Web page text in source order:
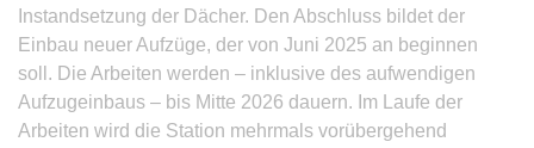
Instandsetzung der Dächer. Den Abschluss bildet der
Einbau neuer Aufzüge, der von Juni 2025 an beginnen
soll. Die Arbeiten werden – inklusive des aufwendigen
Aufzugeinbaus – bis Mitte 2026 dauern. Im Laufe der
Arbeiten wird die Station mehrmals vorübergehend